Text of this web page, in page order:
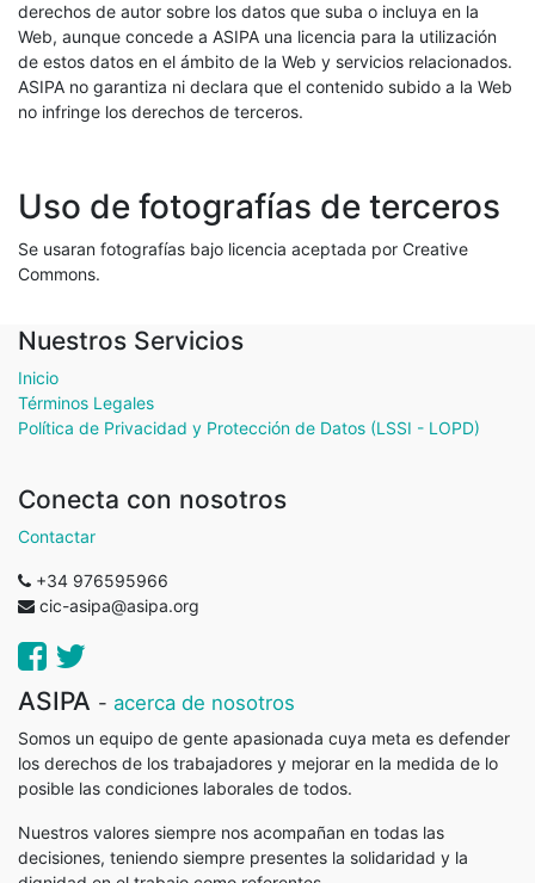
derechos de autor sobre los datos que suba o incluya en la
Web, aunque concede a ASIPA una licencia para la utilización
de estos datos en el ámbito de la Web y servicios relacionados.
ASIPA no garantiza ni declara que el contenido subido a la Web
no infringe los derechos de terceros.
Uso de fotografías de terceros
Se usaran fotografías bajo licencia aceptada por Creative
Commons.
Nuestros Servicios
Inicio
Términos Legales
Política de Privacidad y Protección de Datos (LSSI - LOPD)
Conecta con nosotros
Contactar
+34 976595966
cic-asipa@asipa.org
ASIPA - acerca de nosotros
Somos un equipo de gente apasionada cuya meta es defender
los derechos de los trabajadores y mejorar en la medida de lo
posible las condiciones laborales de todos.
Nuestros valores siempre nos acompañan en todas las
decisiones, teniendo siempre presentes la solidaridad y la